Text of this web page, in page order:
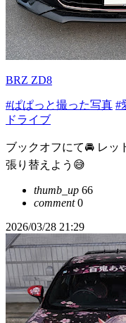
BRZ ZD8
#ぱぱっと撮った写真 #
ドライブ
ブックオフにて🚘 レ
張り替えよう😅
thumb_up 66
comment0
2026/03/28 21:29